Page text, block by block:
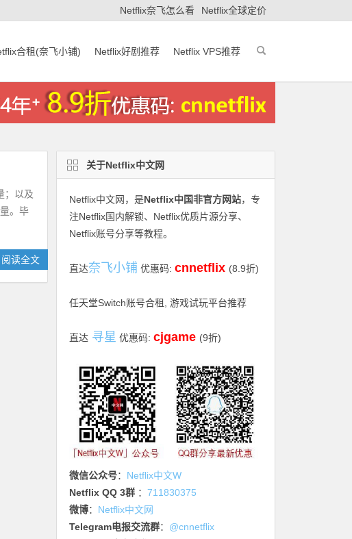
Netflix奈飞怎么看 Netflix全球定价
合租(奈飞小铺) Netflix好剧推荐 Netflix VPS推荐
；以及
。毕
阅读全文
关于Netflix中文网
Netflix中文网 ，是Netflix中国非官方网站，专
注Netflix国内解锁、Netflix优质片源分享、
Netflix账号分享等教程。
直达奈飞小铺 优惠码: cnnetflix (8.9折)
任天堂Switch账号合租, 游戏试玩平台推荐
直达寻星 优惠码: cjgame (9折)
微信公众号： Netflix中文W
Netflix QQ 3群 ： 711830375
微博： Netflix中文网
Telegram电报交流群： @cnnetflix